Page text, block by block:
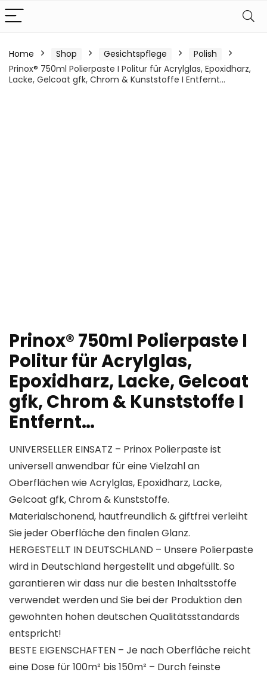
Home Shop Gesichtspflege
Polish
Prinox® 750ml Polierpaste I Politur für Acrylglas, Epoxidharz,
Lacke, Gelcoat gfk, Chrom & Kunststoffe I Entfernt…
Prinox® 750ml Polierpaste I
Politur für Acrylglas,
Epoxidharz, Lacke, Gelcoat
gfk, Chrom & Kunststoffe I
Entfernt…
UNIVERSELLER EINSATZ – Prinox Polierpaste ist
universell anwendbar für eine Vielzahl an
Oberflächen wie Acrylglas, Epoxidharz, Lacke,
Gelcoat gfk, Chrom & Kunststoffe.
Materialschonend, hautfreundlich & giftfrei verleiht
Sie jeder Oberfläche den finalen Glanz.
HERGESTELLT IN DEUTSCHLAND – Unsere Polierpaste
wird in Deutschland hergestellt und abgefüllt. So
garantieren wir dass nur die besten Inhaltsstoffe
verwendet werden und Sie bei der Produktion den
gewohnten hohen deutschen Qualitätsstandards
entspricht!
BESTE EIGENSCHAFTEN – Je nach Oberfläche reicht
eine Dose für 100m² bis 150m² – Durch feinste